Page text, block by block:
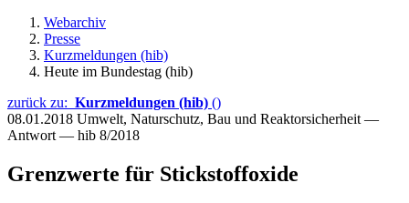
Webarchiv
Presse
Kurzmeldungen (hib)
Heute im Bundestag (hib)
zurück zu: Kurzmeldungen (hib) ()
08.01.2018 Umwelt, Naturschutz, Bau und Reaktorsicherheit —
Antwort — hib 8/2018
Grenzwerte für Stickstoffoxide